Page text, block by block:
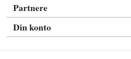
Partnere
Din konto